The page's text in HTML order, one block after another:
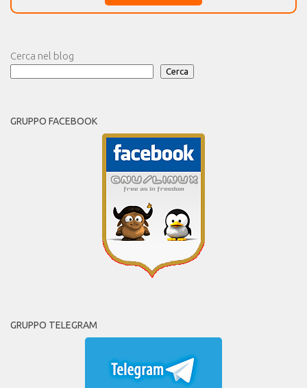
Cerca nel blog
Cerca
GRUPPO FACEBOOK
GRUPPO TELEGRAM